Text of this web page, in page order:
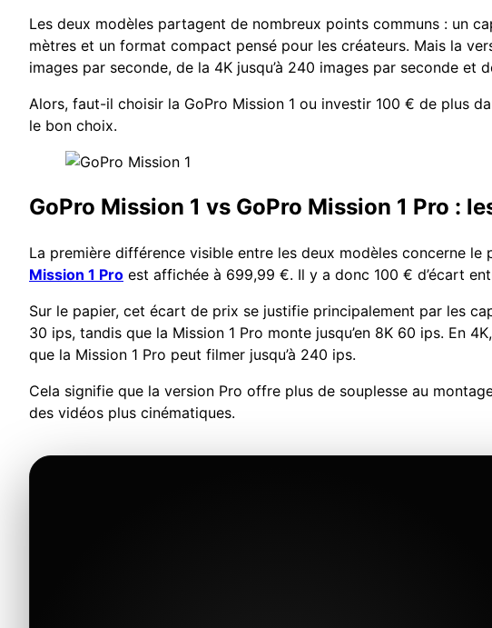
Les deux modèles partagent de nombreux points communs : un
mètres et un format compact pensé pour les créateurs. Mais la
images par seconde, de la 4K jusqu’à 240 images par seconde et
Alors, faut-il choisir la GoPro Mission 1 ou investir 100 € de plus
le bon choix.
GoPro Mission 1 vs GoPro Mission 1 Pro :
La première différence visible entre les deux modèles concerne le
Mission 1 Pro est affichée à 699,99 €. Il y a donc 100 € d’écart
Sur le papier, cet écart de prix se justifie principalement par les
30 ips, tandis que la Mission 1 Pro monte jusqu’en 8K 60 ips. En
que la Mission 1 Pro peut filmer jusqu’à 240 ips.
Cela signifie que la version Pro offre plus de souplesse au
des vidéos plus cinématiques.